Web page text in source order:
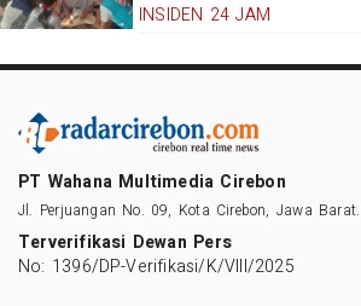
INSIDEN 24 JAM
PT Wahana Multimedia Cirebon
Jl. Perjuangan No. 09, Kota Cirebon, Jawa Barat.
Terverifikasi Dewan Pers
No: 1396/DP-Verifikasi/K/VIII/2025